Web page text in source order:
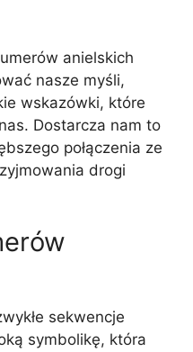
anielskich
nasze myśli,
wskazówki, które
Dostarcza nam to
połączenia ze
drogi
sekwencje
symbolikę, która